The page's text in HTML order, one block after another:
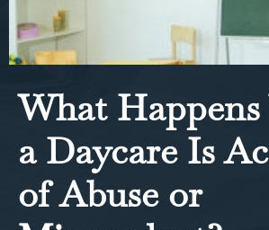
What
a Daycare Is
of Abuse or